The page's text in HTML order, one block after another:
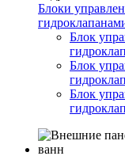
Блоки
Блок
Блок
Блок